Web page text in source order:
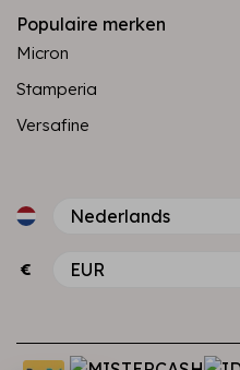
Populaire merken
Micron
Stamperia
Versafine
€